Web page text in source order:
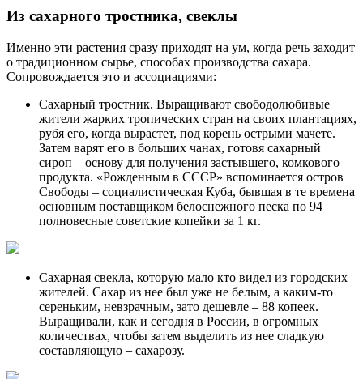
Из сахарного тростника, свеклы
Именно эти растения сразу приходят на ум, когда речь заходит
о традиционном сырье, способах производства сахара.
Сопровождается это и ассоциациями:
Сахарный тростник. Выращивают свободолюбивые
жители жарких тропических стран на своих плантациях,
рубя его, когда вырастет, под корень острыми мачете.
Затем варят его в больших чанах, готовя сахарный
сироп – основу для получения застывшего, комкового
продукта. «Рожденным в СССР» вспоминается остров
Свободы – социалистическая Куба, бывшая в те времена
основным поставщиком белоснежного песка по 94
полновесные советские копейки за 1 кг.
Сахарная свекла, которую мало кто видел из городских
жителей. Сахар из нее был уже не белым, а каким-то
сереньким, невзрачным, зато дешевле – 88 копеек.
Выращивали, как и сегодня в России, в огромных
количествах, чтобы затем выделить из нее сладкую
составляющую – сахарозу.